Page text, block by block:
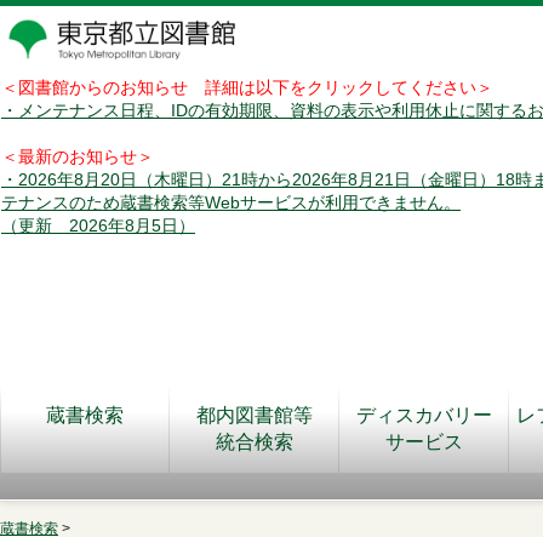
＜図書館からのお知らせ 詳細は以下をクリックしてください＞
・メンテナンス日程、IDの有効期限、資料の表示や利用休止に関する
＜最新のお知らせ＞
・2026年8月20日（木曜日）21時から2026年8月21日（金曜日）18時
テナンスのため蔵書検索等Webサービスが利用できません。
（更新 2026年8月5日）
蔵書検索
都内図書館等
統合検索
ディスカバリー
サービス
レ
蔵書検索 >